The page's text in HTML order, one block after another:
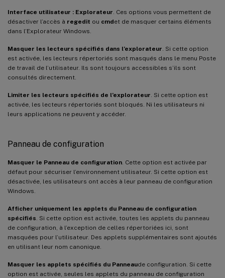
Interface utilisateur : Explorateur . Ces options vous permettent de
désactiver l’accès à regedit ou cmdet de masquer certains éléments
dans l’Explorateur Windows.
Masquer les lecteurs spécifiés dans l’explorateur . Si cette option
est activée, les lecteurs répertoriés sont masqués dans le menu Poste
de travail de l’utilisateur. Ils sont toujours accessibles s’ils sont
consultés directement.
Limiter les lecteurs spécifiés de l’explorateur . Si cette option est
activée, les lecteurs répertoriés sont bloqués. Ni les utilisateurs ni
leurs applications ne peuvent y accéder.
Panneau de configuration
Masquer le Panneau de configuration . Cette option est activée par
défaut pour sécuriser l’environnement utilisateur. Si cette option est
désactivée, les utilisateurs ont accès à leur panneau de configuration
Windows.
Afficher uniquement les applets du Panneau de configuration
spécifiés . Si cette option est activée, toutes les applets du panneau
de configuration, à l’exception de celles répertoriées ici, sont
masquées pour l’utilisateur. Des applets supplémentaires sont ajoutés
en utilisant leur nom canonique.
Masquer les applets spécifiés du Panneaude configuration. Si cette
option est activée, seules les applets du panneau de configuration